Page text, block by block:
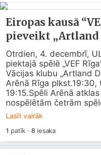
Eiropas kausā
pieveikt „Artland
Otrdien, 4. decembrī,
piektajā spēlē „VEF
Vācijas klubu „Artland
Arēnā Rīga plkst.19:30,
19:15.Spēli Arēnā
nospēlētām četrām
Lasīt vairāk
1 patīk ·8iesaka